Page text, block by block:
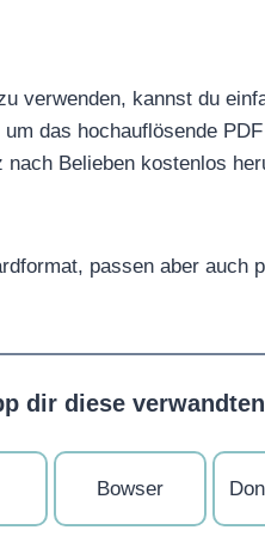
verwenden, kannst du
das hochauflösende
Belieben kostenlos
passen aber auch
dir diese
Bowser